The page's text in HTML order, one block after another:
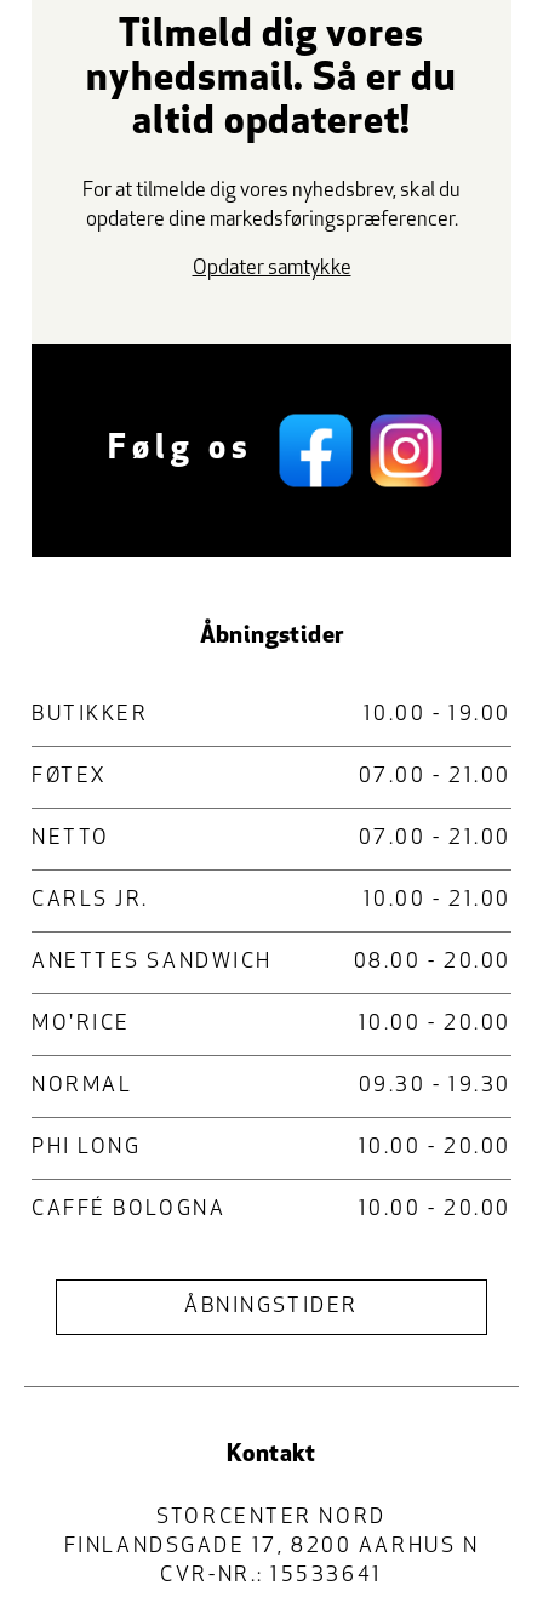
Tilmeld dig vores
nyhedsmail. Så er du
altid opdateret!
For at tilmelde dig vores nyhedsbrev, skal du
opdatere dine markedsføringspræferencer.
Opdater samtykke
Følg os
Åbningstider
BUTIKKER 10.00 - 19.00
FØTEX 07.00 - 21.00
NETTO 07.00 - 21.00
CARLS JR. 10.00 - 21.00
ANETTES SANDWICH 08.00 - 20.00
MO'RICE 10.00 - 20.00
NORMAL 09.30 - 19.30
PHI LONG 10.00 - 20.00
CAFFÉ BOLOGNA 10.00 - 20.00
ÅBNINGSTIDER
Kontakt
STORCENTER NORD
FINLANDSGADE 17, 8200 AARHUS N
CVR-NR.: 15533641